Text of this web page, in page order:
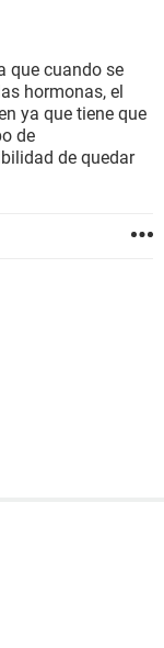
que cuando se
hormonas, el
ya que tiene que
de
de quedar